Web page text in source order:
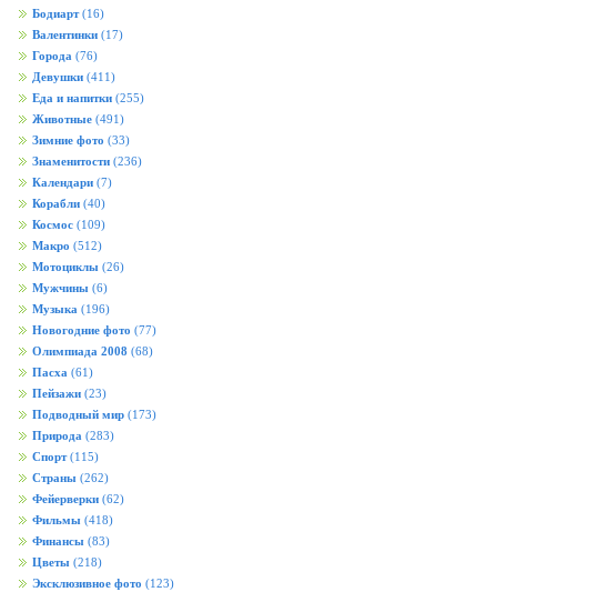
Бодиарт (16)
Валентинки (17)
Города (76)
Девушки (411)
Еда и напитки (255)
Животные (491)
Зимние фото (33)
Знаменитости (236)
Календари (7)
Корабли (40)
Космос (109)
Макро (512)
Мотоциклы (26)
Мужчины (6)
Музыка (196)
Новогодние фото (77)
Олимпиада 2008 (68)
Пасха (61)
Пейзажи (23)
Подводный мир (173)
Природа (283)
Спорт (115)
Страны (262)
Фейерверки (62)
Фильмы (418)
Финансы (83)
Цветы (218)
Эксклюзивное фото (123)